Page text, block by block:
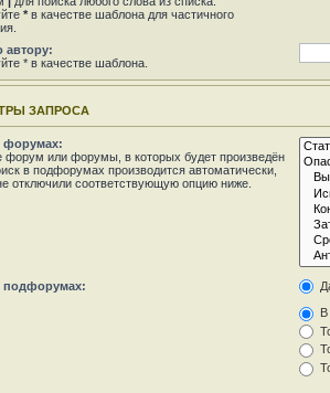
* в качестве шаблона для частичного
автору:
* в качестве шаблона.
ЗАПРОСА
форумах:
форум или форумы, в которых будет произведён
в подфорумах производится автоматически,
отключили соответствующую опцию ниже.
подфорумах:
В